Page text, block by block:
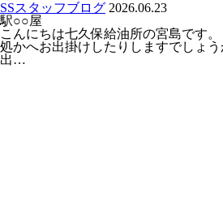
SSスタッフブログ 2026.06.23
駅○○屋
こんにちは七久保給油所の宮島です
処かへお出掛けしたりしますでしょ
出…